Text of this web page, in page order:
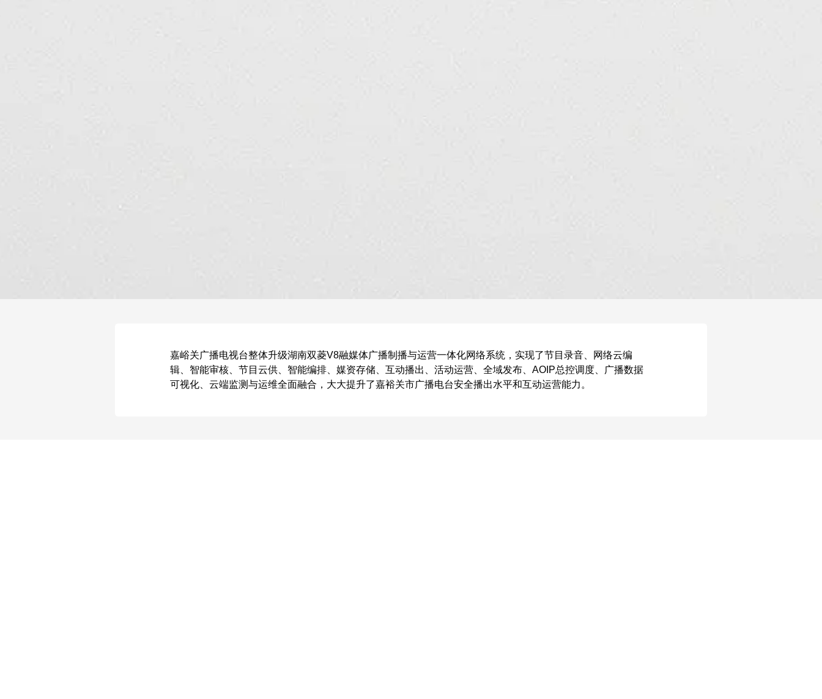
嘉峪关广播电视台整体升级湖南双菱V8融媒体广播制播与运营一体化网络系统，实现了节目录音、网络云编
辑、智能审核、节目云供、智能编排、媒资存储、互动播出、活动运营、全域发布、AOIP总控调度、广播数据
可视化、云端监测与运维全面融合，大大提升了嘉裕关市广播电台安全播出水平和互动运营能力。